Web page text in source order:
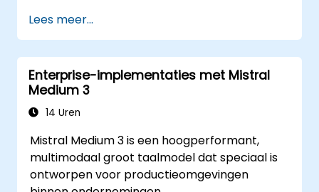
Lees meer...
Enterprise-implementaties met Mistral
Medium 3
14 Uren
Mistral Medium 3 is een hoogperformant,
multimodaal groot taalmodel dat speciaal is
ontworpen voor productieomgevingen